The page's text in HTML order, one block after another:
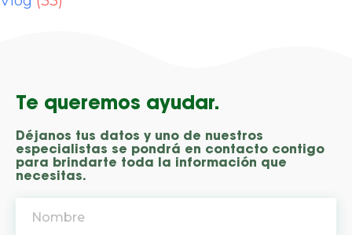
Te queremos ayudar.
Déjanos tus datos y uno de nuestros
especialistas se pondrá en contacto contigo
para brindarte toda la información que
necesitas.